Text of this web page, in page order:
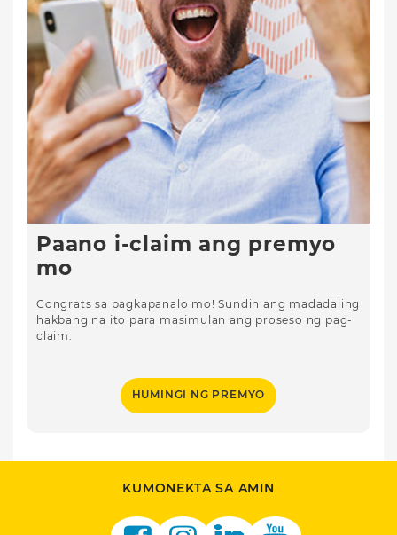
Paano i-claim ang premyo
mo
Congrats sa pagkapanalo mo! Sundin ang madadaling
hakbang na ito para masimulan ang proseso ng pag-
claim.
HUMINGI NG PREMYO
KUMONEKTA SA AMIN